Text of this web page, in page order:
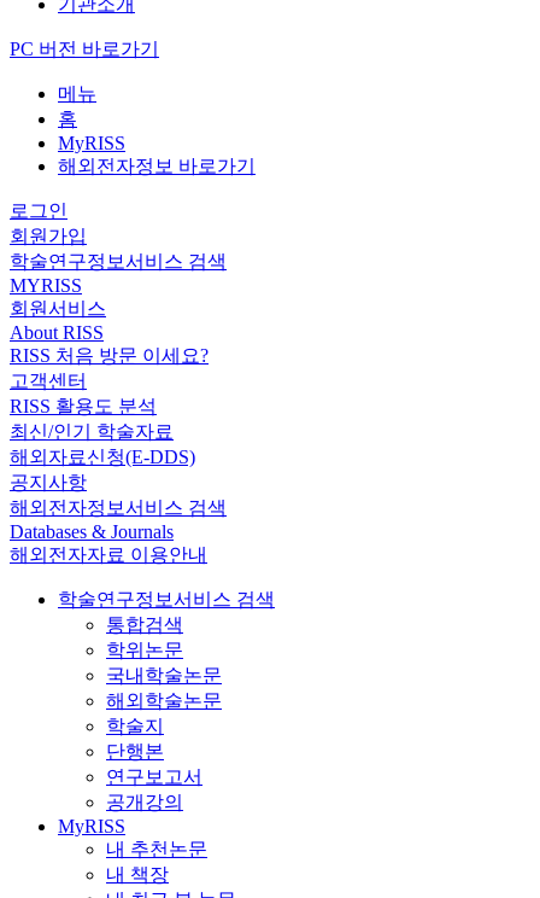
기관소개
PC 버전 바로가기
메뉴
홈
MyRISS
해외전자정보 바로가기
로그인
회원가입
학술연구정보서비스 검색
MYRISS
회원서비스
About RISS
RISS 처음 방문 이세요?
고객센터
RISS 활용도 분석
최신/인기 학술자료
해외자료신청(E-DDS)
공지사항
해외전자정보서비스 검색
Databases & Journals
해외전자자료 이용안내
학술연구정보서비스 검색
통합검색
학위논문
국내학술논문
해외학술논문
학술지
단행본
연구보고서
공개강의
MyRISS
내 추천논문
내 책장